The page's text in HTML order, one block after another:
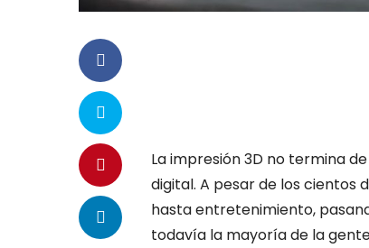
La impresión 3D no termina
digital. A pesar de los cientos
hasta entretenimiento,
todavía la mayoría de la